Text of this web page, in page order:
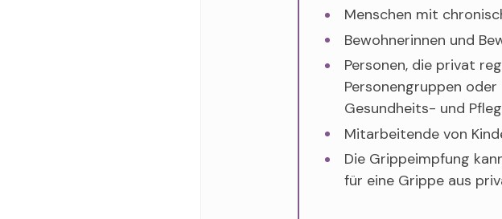
Menschen mit
Bewohnerinnen und
Personen, die privat
Personengruppen
Gesundheits- und
Mitarbeitende von
Die Grippeimpfung
für eine Grippe aus